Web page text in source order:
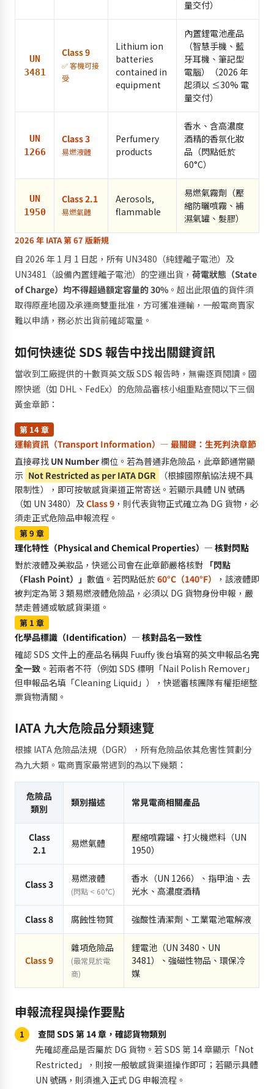
量交付）
UN
3481
Class 9
✅ 客機可接
受
Lithium ion
batteries
contained in
equipment
內置鋰電池產品
（智慧手機、藍
牙耳機、筆記型
電腦）（2026 年
起須以 ≤30% 電
量交付）
UN
1266
Class 3
易燃液體
Perfumery
products
香水、含高濃度
酒精的香氛化妝
品（閃點低於
60°C）
UN
1950
Class 2.1
易燃氣體
Aerosols,
flammable
易燃氣霧劑（壓
縮防曬噴霧、補
濕氣罐、髮膠）
2026 年 IATA 第 67 版新規
自 2026 年 1 月 1 日起，所有 UN3480（純鋰離子電池）及
UN3481（設備內置鋰離子電池）的空運出貨， 荷電狀態（State
of Charge）均不得超過額定容量的 30% 。超出此限值的貨件須
取得原產地國及承運商雙重批准，方可獲准運輸，一般電商賣家
難以申請，務必於出貨前確認電量。
如何快速從 SDS 報告中找出關鍵資訊
當收到工廠提供的十數頁英文版 SDS 報告時，無需逐頁閱讀。國
際快遞（如 DHL、FedEx）的危險品審核小組重點查閱以下三個
黃金章節：
第 14 章
運輸資訊（Transport Information）— 最關鍵：生死判決章節
直接尋找 UN Number欄位。若為普通非危險品，此章節通常顯
示 Not Restricted as per IATA DGR
（根據國際航協法規不具
限制性），即可按敏感貨渠道正常寄送。若顯示具體 UN 號碼
（如 UN 3480）及Class 9 ，則代表貨物正式確立為 DG 貨物，必
須走正式危險品申報流程。
第 9 章
理化特性（Physical and Chemical Properties）— 核對閃點
對於液體及美妝品，快遞公司會在此章節嚴格核對 「閃點
（Flash Point）」 數值。若閃點低於60°C（140°F）
，該液體即
被判定為第 3 類易燃液體危險品，必須以 DG 貨物身份申報，嚴
禁走普通或敏感貨渠道。
第 1 章
化學品標識（Identification）— 核對品名一致性
確認 SDS 文件上的產品名稱與 Fuuffy 後台填寫的英文申報品名完
全一致 。若兩者不符（例如 SDS 標明「Nail Polish Remover」
但申報品名填「Cleaning Liquid」），快遞審核團隊有權拒絕整
票貨物清關。
IATA 九大危險品分類速覽
根據 IATA 危險品法規（DGR），所有危險品依其危害性質劃分
為九大類。電商賣家最常遇到的為以下幾類：
危險品
類別
類別描述 常見電商相關產品
Class
2.1
易燃氣體
壓縮噴霧罐、打火機燃料（UN
1950）
Class 3 易燃液體
(閃點 < 60°C)
香水（UN 1266）、指甲油、去
光水、高濃度酒精
Class 8 腐蝕性物質 強酸性清潔劑、工業電池電解液
Class 9
雜項危險品
(最常見於電
商)
鋰電池（UN 3480、UN
3481）、強磁性物品、環保冷
媒
申報流程與操作要點
1
查閱 SDS 第 14 章，確認貨物類別
先確認產品是否屬於 DG 貨物。若 SDS 第 14 章顯示「Not
Restricted」，則按一般敏感貨渠道操作即可；若顯示具體
UN 號碼，則須進入正式 DG 申報流程。